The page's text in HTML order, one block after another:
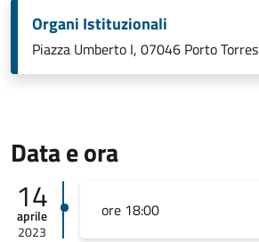
Organi Istituzionali
Piazza Umberto I, 07046 Porto
Data e ora
14
aprile
2023
ore 18:00